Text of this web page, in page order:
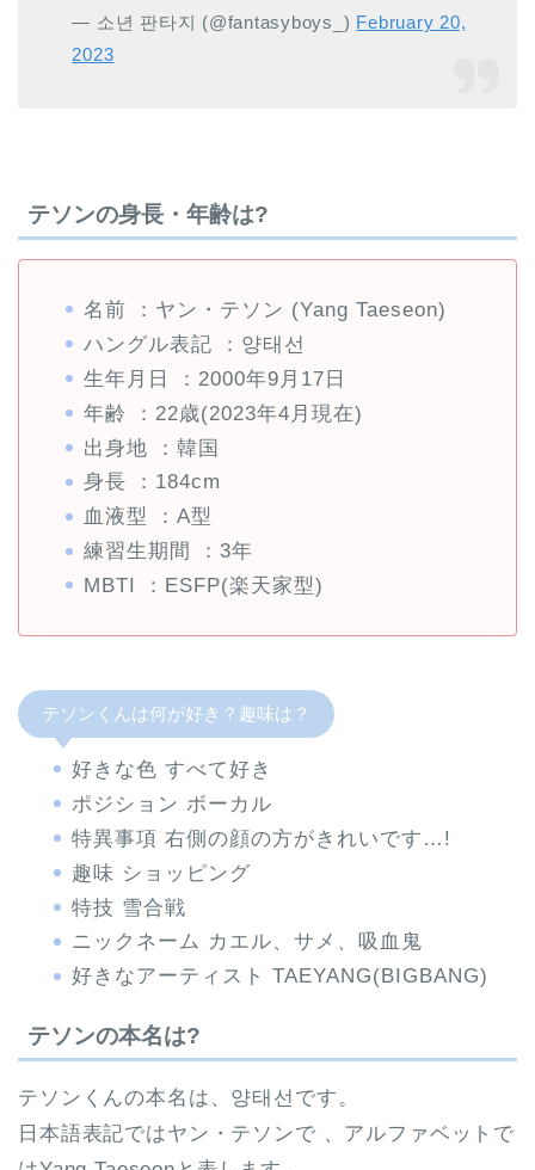
— 소년 판타지 (@fantasyboys_) February 20,
2023
テソンの身長・年齢は?
名前 ：ヤン・テソン (Yang Taeseon)
ハングル表記 ：양태선
生年月日 ：2000年9月17日
年齢 ：22歳(2023年4月現在)
出身地 ：韓国
身長 ：184cm
血液型 ：A型
練習生期間 ：3年
MBTI ：ESFP(楽天家型)
テソンくんは何が好き？趣味は？
好きな色 すべて好き
ポジション ボーカル
特異事項 右側の顔の方がきれいです…!
趣味 ショッピング
特技 雪合戦
ニックネーム カエル、サメ、吸血鬼
好きなアーティスト TAEYANG(BIGBANG)
テソンの本名は?
テソンくんの本名は、양태선です。
日本語表記ではヤン・テソンで 、アルファベットで